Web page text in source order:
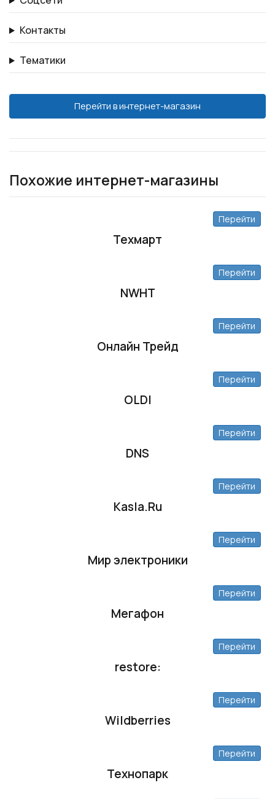
Контакты
Тематики
Перейти в интернет-магазин
Похожие интернет-магазины
Техмарт
Перейти
NWHT
Перейти
Онлайн Трейд
Перейти
OLDI
Перейти
DNS
Перейти
Kasla.Ru
Перейти
Мир электроники
Перейти
Мегафон
Перейти
restore:
Перейти
Wildberries
Перейти
Технопарк
Перейти